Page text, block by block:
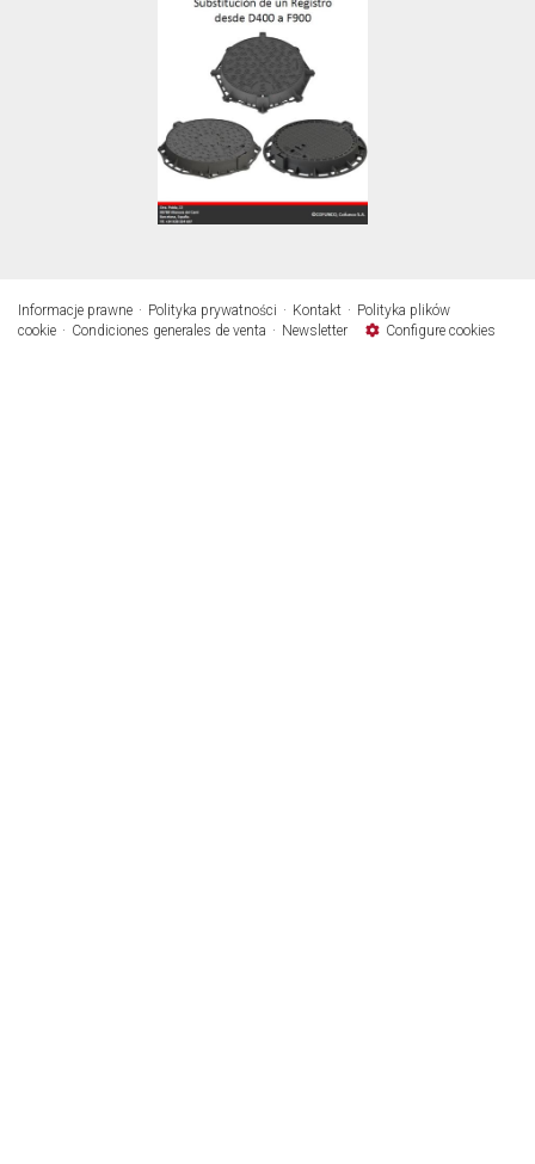
Informacje prawne Polityka prywatności Kontakt
Polityka plików
cookie
Condiciones generales de venta Newsletter Configure cookies